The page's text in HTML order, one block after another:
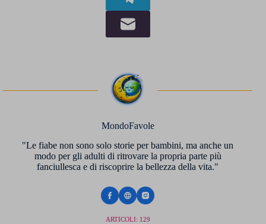
MondoFavole
"Le fiabe non sono solo storie per bambini, ma anche un
modo per gli adulti di ritrovare la propria parte più
fanciullesca e di riscoprire la bellezza della vita."
ARTICOLI: 129